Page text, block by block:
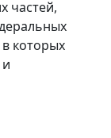
частей,
которых